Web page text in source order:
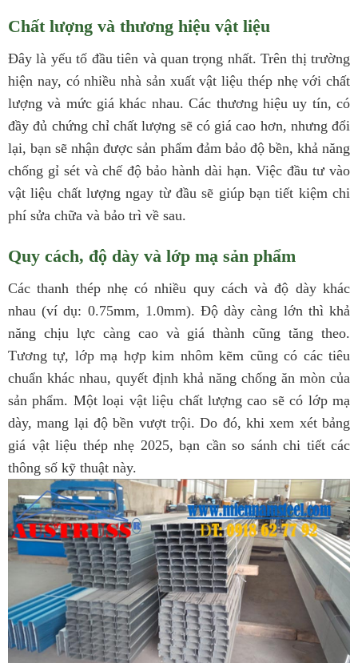
Chất lượng và thương hiệu vật liệu
Đây là yếu tố đầu tiên và quan trọng nhất. Trên thị trường
hiện nay, có nhiều nhà sản xuất vật liệu thép nhẹ với chất
lượng và mức giá khác nhau. Các thương hiệu uy tín, có
đầy đủ chứng chỉ chất lượng sẽ có giá cao hơn, nhưng đổi
lại, bạn sẽ nhận được sản phẩm đảm bảo độ bền, khả năng
chống gỉ sét và chế độ bảo hành dài hạn. Việc đầu tư vào
vật liệu chất lượng ngay từ đầu sẽ giúp bạn tiết kiệm chi
phí sửa chữa và bảo trì về sau.
Quy cách, độ dày và lớp mạ sản phẩm
Các thanh thép nhẹ có nhiều quy cách và độ dày khác
nhau (ví dụ: 0.75mm, 1.0mm). Độ dày càng lớn thì khả
năng chịu lực càng cao và giá thành cũng tăng theo.
Tương tự, lớp mạ hợp kim nhôm kẽm cũng có các tiêu
chuẩn khác nhau, quyết định khả năng chống ăn mòn của
sản phẩm. Một loại vật liệu chất lượng cao sẽ có lớp mạ
dày, mang lại độ bền vượt trội. Do đó, khi xem xét bảng
giá vật liệu thép nhẹ 2025, bạn cần so sánh chi tiết các
thông số kỹ thuật này.